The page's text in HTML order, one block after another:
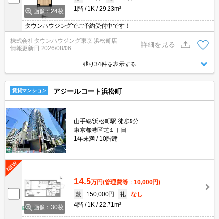
画像：24枚
1階
1K 29.23m²
タウンハウジングでご予約受付中です！
株式会社タウンハウジング東京 浜松町店
情報更新日 2026/08/06
詳細を見る
残り34件を表示する
賃貸マンション アジールコート浜松町
山手線/浜松町駅 徒歩9分
東京都港区芝１丁目
1年未満
10階建
画像：30枚
14.5万円(管理費等：10,000円)
敷
150,000円 礼
なし
4階
1K 22.71m²